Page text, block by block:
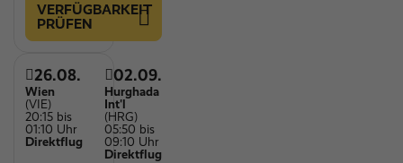
VERFÜGBARKEIT
PRÜFEN
26.08.
Wien
(VIE)
20:15 bis
01:10 Uhr
Direktflug
02.09.
Hurghada
Int'l
(HRG)
05:50 bis
09:10 Uhr
Direktflug